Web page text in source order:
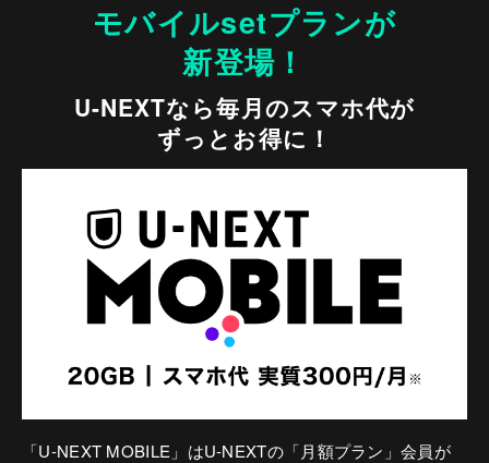
モバイルsetプランが
新登場！
U-NEXTなら毎月のスマホ代が
ずっとお得に！
「U-NEXT MOBILE」はU-NEXTの「月額プラン」会員が